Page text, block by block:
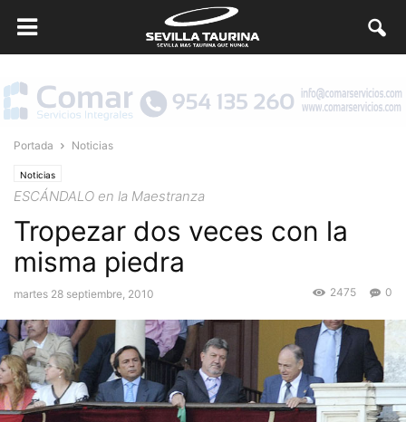
Portada Noticias
Noticias
ESCÁNDALO en la Maestranza
Tropezar dos veces con la
misma piedra
martes 28 septiembre, 2010 0
2475